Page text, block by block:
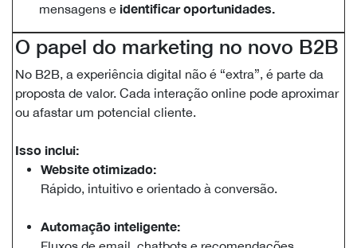
mensagens e identificar oportunidades.
O papel do marketing no novo B2B
No B2B, a experiência digital não é “extra”, é parte da
proposta de valor. Cada interação online pode aproximar
ou afastar um potencial cliente.
Isso inclui:
Website otimizado:
Rápido, intuitivo e orientado à conversão.
​Automação inteligente: